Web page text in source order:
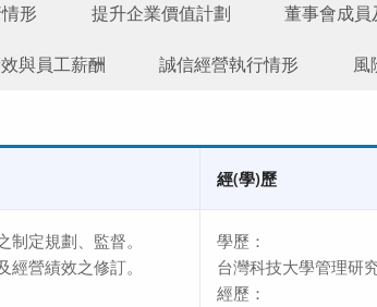
形 提升企業價值計劃 董事會成
與員工薪酬 誠信經營執行情形 風
經(學)歷
定規劃、監督。
營績效之修訂。
學歷：
台灣科技大學管理研
經歷：